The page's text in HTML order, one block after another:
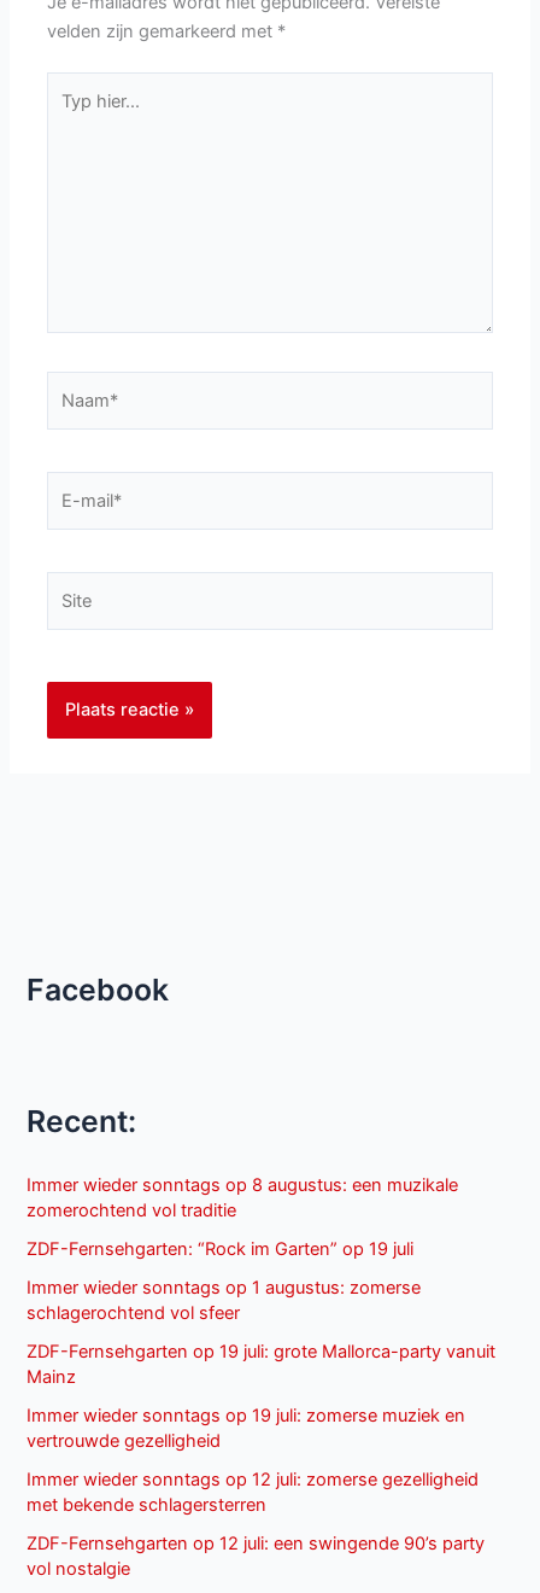
velden zijn gemarkeerd met *
hier...
mail*
Facebook
Recent:
Immer wieder sonntags op 8 augustus: een muzikale
zomerochtend vol traditie
ZDF-Fernsehgarten: “Rock im Garten” op 19 juli
Immer wieder sonntags op 1 augustus: zomerse
schlagerochtend vol sfeer
ZDF-Fernsehgarten op 19 juli: grote Mallorca-party vanuit
Mainz
Immer wieder sonntags op 19 juli: zomerse muziek en
vertrouwde gezelligheid
Immer wieder sonntags op 12 juli: zomerse gezelligheid
met bekende schlagersterren
ZDF-Fernsehgarten op 12 juli: een swingende 90’s party
vol nostalgie